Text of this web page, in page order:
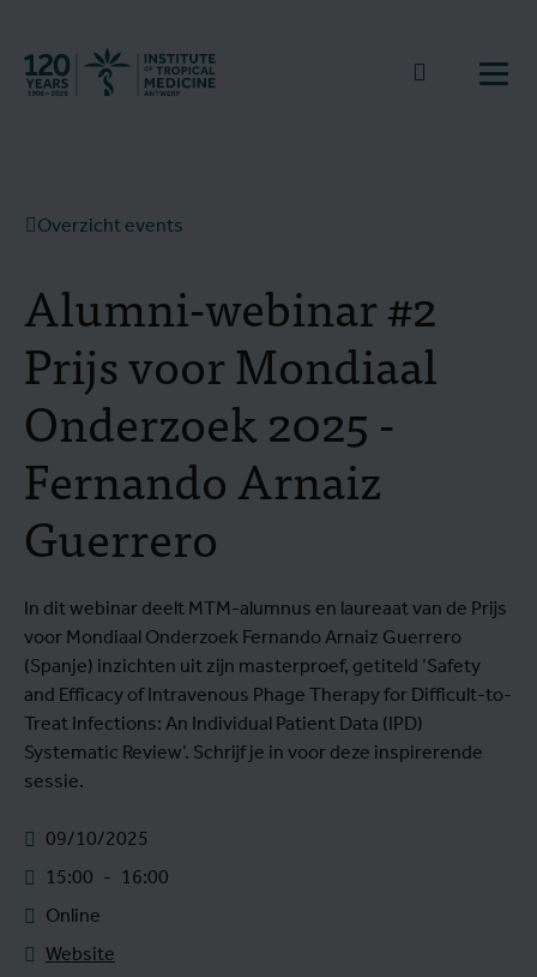
Naar
Overzicht events
Alumni-webinar #2
Prijs voor Mondiaal
Onderzoek 2025 -
Fernando Arnaiz
Guerrero
In dit webinar deelt MTM-alumnus en laureaat van de Prijs
voor Mondiaal Onderzoek Fernando Arnaiz Guerrero
(Spanje) inzichten uit zijn masterproef, getiteld ‘Safety
and Efficacy of Intravenous Phage Therapy for Difficult-to-
Treat Infections: An Individual Patient Data (IPD)
Systematic Review’. Schrijf je in voor deze inspirerende
sessie.
09/10/2025
15:00 - 16:00
Online
Website